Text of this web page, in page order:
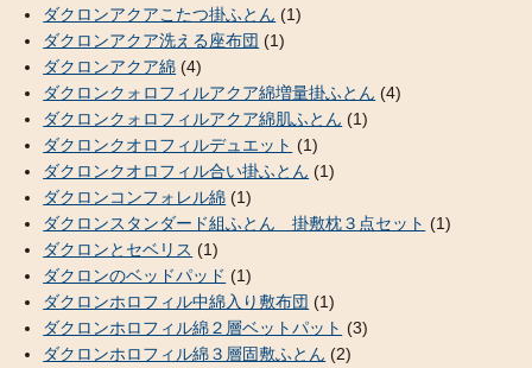
ダクロンアクアこたつ掛ふとん (1)
ダクロンアクア洗える座布団 (1)
ダクロンアクア綿 (4)
ダクロンクォロフィルアクア綿増量掛ふとん (4)
ダクロンクォロフィルアクア綿肌ふとん (1)
ダクロンクオロフィルデュエット (1)
ダクロンクオロフィル合い掛ふとん (1)
ダクロンコンフォレル綿 (1)
ダクロンスタンダード組ふとん 掛敷枕３点セット (1)
ダクロンとセベリス (1)
ダクロンのベッドパッド (1)
ダクロンホロフィル中綿入り敷布団 (1)
ダクロンホロフィル綿２層ベットパット (3)
ダクロンホロフィル綿３層固敷ふとん (2)